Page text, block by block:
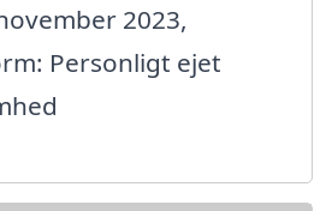
2023,
Personligt ejet